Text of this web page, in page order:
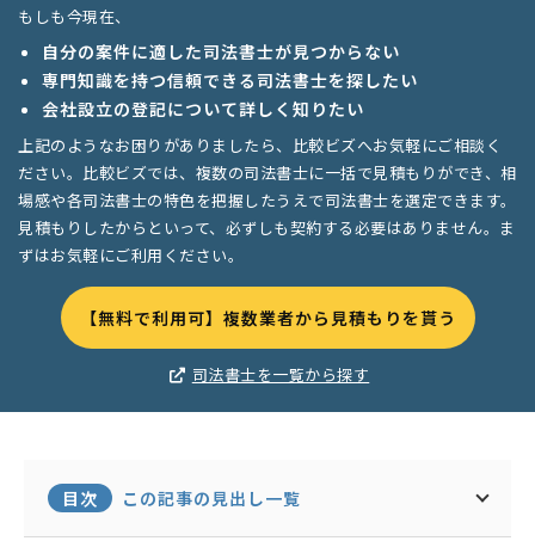
もしも今現在、
自分の案件に適した司法書士が見つからない
専門知識を持つ信頼できる司法書士を探したい
会社設立の登記について詳しく知りたい
上記のようなお困りがありましたら、比較ビズへお気軽にご相談く
ださい。比較ビズでは、複数の司法書士に一括で見積もりができ、相
場感や各司法書士の特色を把握したうえで司法書士を選定できます。
見積もりしたからといって、必ずしも契約する必要はありません。ま
ずはお気軽にご利用ください。
【無料で利用可】複数業者から見積もりを貰う
司法書士を一覧から探す
目次 この記事の見出し一覧